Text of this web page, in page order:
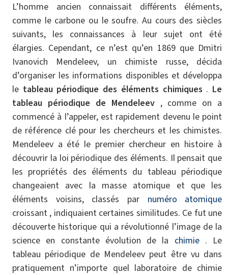
L’homme ancien connaissait différents éléments,
comme le carbone ou le soufre. Au cours des siècles
suivants, les connaissances à leur sujet ont été
élargies. Cependant, ce n’est qu’en 1869 que Dmitri
Ivanovich Mendeleev, un chimiste russe, décida
d’organiser les informations disponibles et développa
le tableau périodique des éléments chimiques . Le
tableau périodique de Mendeleev, comme on a
commencé à l’appeler, est rapidement devenu le point
de référence clé pour les chercheurs et les chimistes.
Mendeleev a été le premier chercheur en histoire à
découvrir la loi périodique des éléments. Il pensait que
les propriétés des éléments du tableau périodique
changeaient avec la masse atomique et que les
éléments voisins, classés par numéro atomique
croissant , indiquaient certaines similitudes. Ce fut une
découverte historique qui a révolutionné l’image de la
science en constante évolution de la chimie. Le
tableau périodique de Mendeleev peut être vu dans
pratiquement n’importe quel laboratoire de chimie